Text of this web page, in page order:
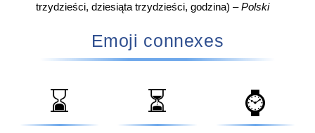
trzydzieści, dziesiąta trzydzieści, godzina) –Polski
Emoji connexes
⌛ ⏳ ⌚